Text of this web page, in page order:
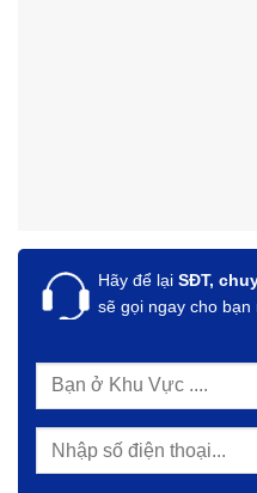
Hãy để lại SĐT,
sẽ gọi ngay cho bạn